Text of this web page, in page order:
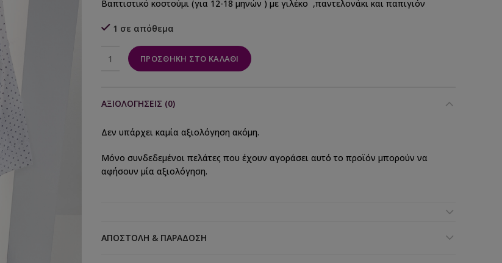
Βαπτιστικό κοστούμι (για 12-18 μηνών ) με γιλέκο ,παντελονάκι και παπιγιόν
1 σε απόθεμα
ΠΡΟΣΘΉΚΗ ΣΤΟ ΚΑΛΆΘΙ
ΑΞΙΟΛΟΓΉΣΕΙΣ (0)
Δεν υπάρχει καμία αξιολόγηση ακόμη.
Μόνο συνδεδεμένοι πελάτες που έχουν αγοράσει αυτό το προϊόν μπορούν να
αφήσουν μία αξιολόγηση.
ΑΠΟΣΤΟΛΉ & ΠΑΡΆΔΟΣΗ